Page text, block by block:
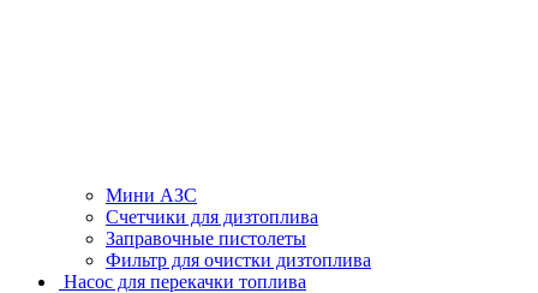
Мини АЗС
Счетчики для дизтоплива
Заправочные пистолеты
Фильтр для очистки дизтоплива
Насос для перекачки топлива